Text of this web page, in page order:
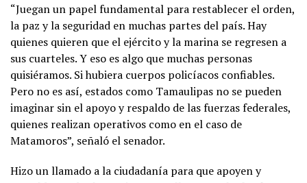
“Juegan un papel fundamental para restablecer el orden,
la paz y la seguridad en muchas partes del país. Hay
quienes quieren que el ejército y la marina se regresen a
sus cuarteles. Y eso es algo que muchas personas
quisiéramos. Si hubiera cuerpos policíacos confiables.
Pero no es así, estados como Tamaulipas no se pueden
imaginar sin el apoyo y respaldo de las fuerzas federales,
quienes realizan operativos como en el caso de
Matamoros”, señaló el senador.
Hizo un llamado a la ciudadanía para que apoyen y